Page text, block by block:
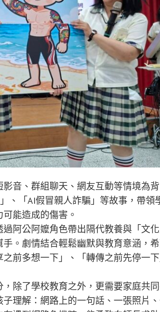
音、群組聊天、網友互動等情境為背
、「AI假冒親人詐騙」等故事，帶領
能造成的傷害。
阿公阿嬤角色帶出隔代教養與「文
。劇情結合輕鬆幽默與教育意涵，
前多想一下」、「轉傳之前先停一下
除了學校教育之外，更需要家庭共
理解：網路上的一句話、一張照片